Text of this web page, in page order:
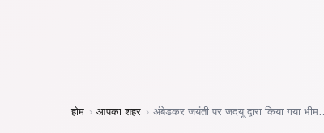
होम › आपका शहर › अंबेडकर जयंती पर जदयू द्वारा किया गया भीम…